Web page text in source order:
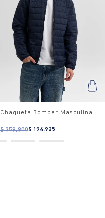
Chaqueta Bomber Masculina
$ 259.900$ 194.925